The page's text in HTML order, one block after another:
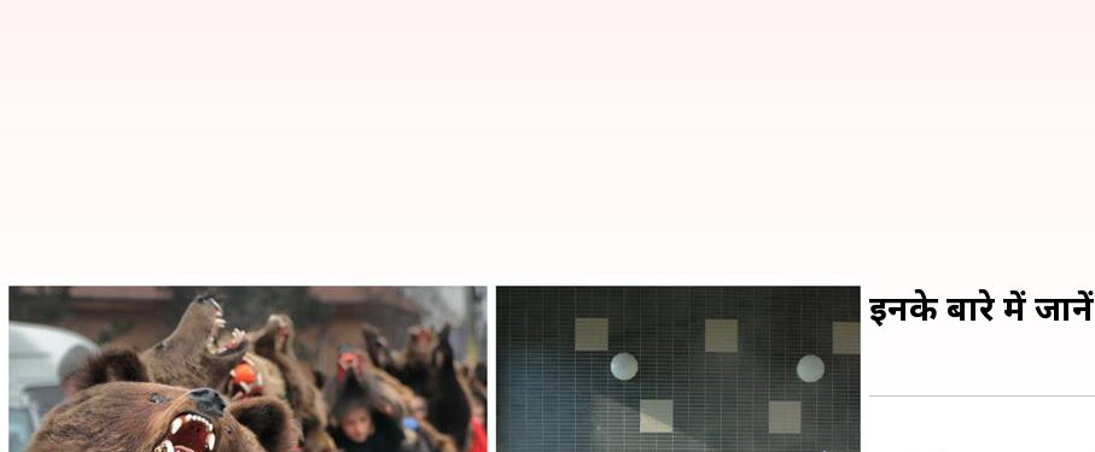
दुनियाभर में सर्दियों के दौरान होती हैं ये 5 अनोखी परंपराएं, आइए इनके बारे में जानें
लेखन सयाली Nov 10, 2024 03:49 pm
क्या है खबर?